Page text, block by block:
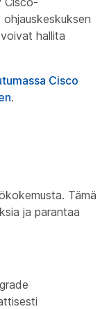
hallita
Cisco
.
Tämä
ja parantaa